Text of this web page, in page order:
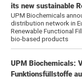
its new sustainable
UPM Biochemicals
distribution network in
Renewable Functional
bio-based products
UPM Biochemicals:
Funktionsfüllstoffe